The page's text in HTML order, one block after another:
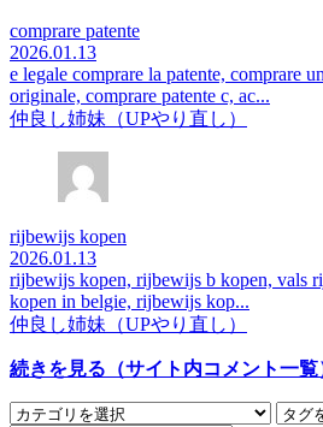
comprare patente
2026.01.13
e legale comprare la patente, comprare
originale, comprare patente c, ac...
仲良し姉妹（UPやり直し）
rijbewijs kopen
2026.01.13
rijbewijs kopen, rijbewijs b kopen, vals
kopen in belgie, rijbewijs kop...
仲良し姉妹（UPやり直し）
続きを見る（サイト内コメント一覧